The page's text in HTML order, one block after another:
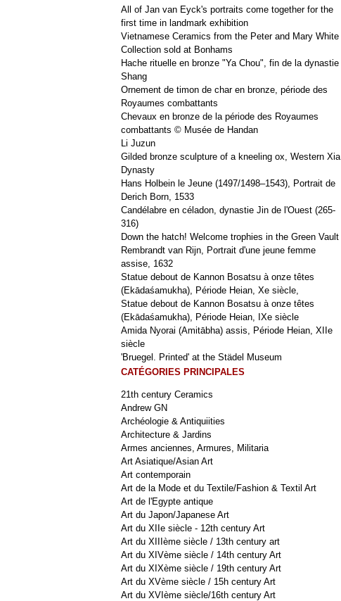
All of Jan van Eyck's portraits come together for the
first time in landmark exhibition
Vietnamese Ceramics from the Peter and Mary White
Collection sold at Bonhams
Hache rituelle en bronze "Ya Chou", fin de la dynastie
Shang
Ornement de timon de char en bronze, période des
Royaumes combattants
Chevaux en bronze de la période des Royaumes
combattants © Musée de Handan
Li Juzun
Gilded bronze sculpture of a kneeling ox, Western Xia
Dynasty
Hans Holbein le Jeune (1497/1498–1543), Portrait de
Derich Born, 1533
Candélabre en céladon, dynastie Jin de l'Ouest (265-
316)
Down the hatch! Welcome trophies in the Green Vault
Rembrandt van Rijn, Portrait d'une jeune femme
assise, 1632
Statue debout de Kannon Bosatsu à onze têtes
(Ekādaśamukha), Période Heian, Xe siècle,
Statue debout de Kannon Bosatsu à onze têtes
(Ekādaśamukha), Période Heian, IXe siècle
Amida Nyorai (Amitābha) assis, Période Heian, XIIe
siècle
'Bruegel. Printed' at the Städel Museum
CATÉGORIES PRINCIPALES
21th century Ceramics
Andrew GN
Archéologie & Antiquiities
Architecture & Jardins
Armes anciennes, Armures, Militaria
Art Asiatique/Asian Art
Art contemporain
Art de la Mode et du Textile/Fashion & Textil Art
Art de l'Egypte antique
Art du Japon/Japanese Art
Art du XIIe siècle - 12th century Art
Art du XIIIème siècle / 13th century art
Art du XIVème siècle / 14th century Art
Art du XIXème siècle / 19th century Art
Art du XVème siècle / 15h century Art
Art du XVIème siècle/16th century Art